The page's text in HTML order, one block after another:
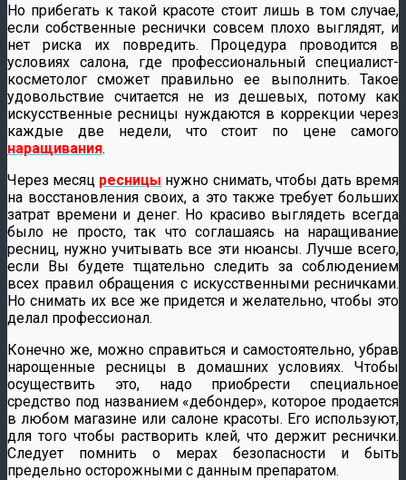
Но прибегать к такой красоте стоит лишь в том случае,
если собственные реснички совсем плохо выглядят, и
нет риска их повредить. Процедура проводится в
условиях салона, где профессиональный специалист-
косметолог сможет правильно ее выполнить. Такое
удовольствие считается не из дешевых, потому как
искусственные ресницы нуждаются в коррекции через
каждые две недели, что стоит по цене самого
наращивания.
Через месяц ресницы нужно снимать, чтобы дать время
на восстановления своих, а это также требует больших
затрат времени и денег. Но красиво выглядеть всегда
было не просто, так что соглашаясь на наращивание
ресниц, нужно учитывать все эти нюансы. Лучше всего,
если Вы будете тщательно следить за соблюдением
всех правил обращения с искусственными ресничками.
Но снимать их все же придется и желательно, чтобы это
делал профессионал.
Конечно же, можно справиться и самостоятельно, убрав
нарощенные ресницы в домашних условиях. Чтобы
осуществить это, надо приобрести специальное
средство под названием «дебондер», которое продается
в любом магазине или салоне красоты. Его используют,
для того чтобы растворить клей, что держит реснички.
Следует помнить о мерах безопасности и быть
предельно осторожными с данным препаратом.